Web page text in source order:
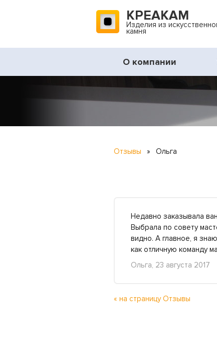
КРЕАКАМ
Изделия из
камня
О компании
Отзывы » Ольга
Недавно заказывала
Выбрала по совету
видно. А главное, я
как отличную команду
Ольга, 23 августа 2017
« на страницу Отзывы